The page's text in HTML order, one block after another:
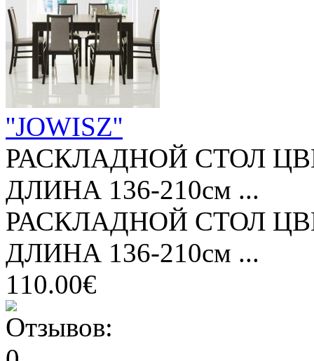
''JOWISZ''
РАСКЛАДНОЙ СТОЛ
ДЛИНА 136-210см ...
РАСКЛАДНОЙ СТОЛ
ДЛИНА 136-210см ...
110.00€